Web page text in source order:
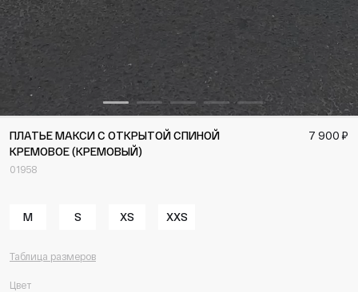
ПЛАТЬЕ МАКСИ С ОТКРЫТОЙ СПИНОЙ
КРЕМОВОЕ (КРЕМОВЫЙ)
01958
7 900 ₽
M S XS XXS
Таблица размеров
Цвет